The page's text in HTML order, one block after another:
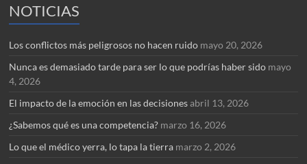
NOTICIAS
Los conflictos más peligrosos no hacen ruido mayo 20, 2026
Nunca es demasiado tarde para ser lo que podrías haber sido mayo
4, 2026
El impacto de la emoción en las decisiones abril 13, 2026
¿Sabemos qué es una competencia? marzo 16, 2026
Lo que el médico yerra, lo tapa la tierra marzo 2, 2026